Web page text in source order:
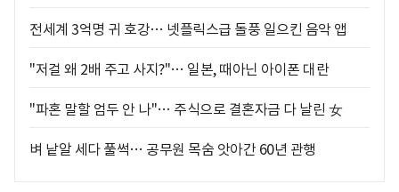
전세계 3억명 귀 호강… 넷플릭스급 돌풍 일으킨 음악 앱
"저걸 왜 2배 주고 사지?"… 일본, 때아닌 아이폰 대란
"파혼 말할 엄두 안 나"… 주식으로 결혼자금 다 날린 女
벼 낱알 세다 풀썩… 공무원 목숨 앗아간 60년 관행